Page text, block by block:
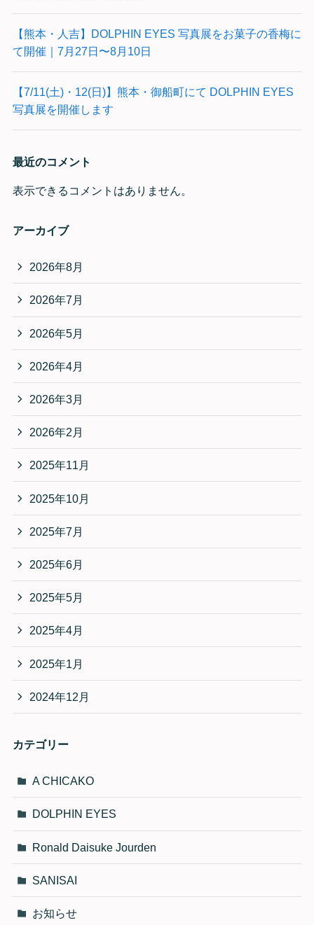
【熊本・人吉】DOLPHIN EYES 写真展をお菓子の香梅に
て開催｜7月27日〜8月10日
【7/11(土)・12(日)】熊本・御船町にて DOLPHIN EYES
写真展を開催します
最近のコメント
表示できるコメントはありません。
アーカイブ
2026年8月
2026年7月
2026年5月
2026年4月
2026年3月
2026年2月
2025年11月
2025年10月
2025年7月
2025年6月
2025年5月
2025年4月
2025年1月
2024年12月
カテゴリー
A CHICAKO
DOLPHIN EYES
Ronald Daisuke Jourden
SANISAI
お知らせ